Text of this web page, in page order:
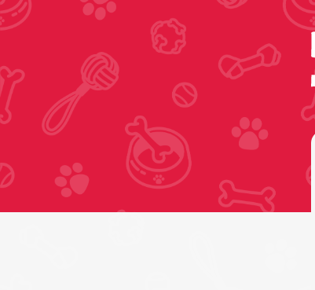
/sign-in?nextPage=%2Fview-profile%2Fc31973ef-